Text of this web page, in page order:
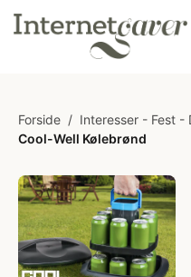
Forside / Interesser - Fest -
Cool-Well Kølebrønd